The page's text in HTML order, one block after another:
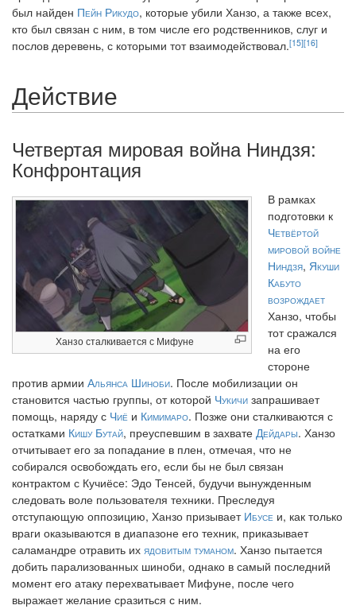
был найден Пейн Рикудо, которые убили Ханзо, а также всех,
кто был связан с ним, в том числе его родственников, слуг и
послов деревень, с которыми тот взаимодействовал.[15][16]
Действие
Четвертая мировая война Ниндзя:
Конфронтация
Ханзо сталкивается с Мифуне
В рамках
подготовки к
Четвёртой
мировой войне
Ниндзя, Якуши
Кабуто
возрождает
Ханзо, чтобы
тот сражался
на его
стороне
против армии Альянса Шиноби. После мобилизации он
становится частью группы, от которой Чукичи запрашивает
помощь, наряду с Чиё и Кимимаро. Позже они сталкиваются с
остатками Кишу Бутай, преуспевшим в захвате Дейдары. Ханзо
отчитывает его за попадание в плен, отмечая, что не
собирался освобождать его, если бы не был связан
контрактом с Кучиёсе: Эдо Тенсей, будучи вынужденным
следовать воле пользователя техники. Преследуя
отступающую оппозицию, Ханзо призывает Ибусе и, как только
враги оказываются в диапазоне его техник, приказывает
саламандре отравить их ядовитым туманом. Ханзо пытается
добить парализованных шиноби, однако в самый последний
момент его атаку перехватывает Мифуне, после чего
выражает желание сразиться с ним.